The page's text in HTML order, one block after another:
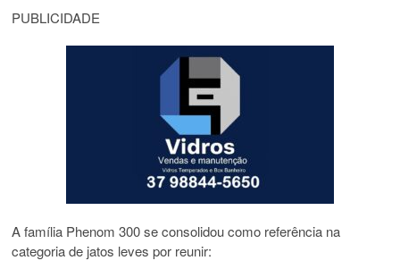
PUBLICIDADE
A família Phenom 300 se consolidou como referência na
categoria de jatos leves por reunir: